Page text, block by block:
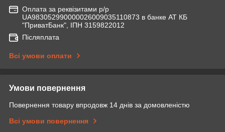
Оплата за реквізитами р/р
UA983052990000026009035110873 в банке АТ КБ
"ПриватБанк", ІПН 3159822012
Післяплата
Всі умови оплати
Умови повернення
Повернення товару впродовж 14 днів за домовленістю
Всі умови повернення